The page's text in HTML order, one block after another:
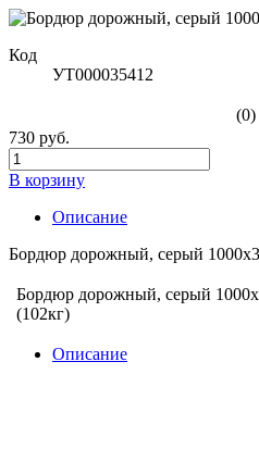
Код
УТ000035412
(0)
730 руб.
В корзину
Описание
Бордюр дорожный, серый
Бордюр дорожный, серый
(102кг)
Описание